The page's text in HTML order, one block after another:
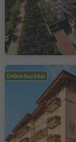
Online buchbar